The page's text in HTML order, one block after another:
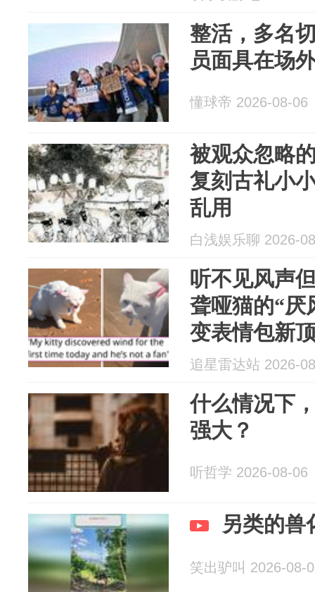
整活，多名
员面具在场
懂球帝 2026-08-06
被观众忽略
复刻古礼小
乱用
白浅娱乐聊 2026-
听不见风声
聋哑猫的“厌
变表情包新
追星雷达站 2026-
什么情况下
强大？
听哲学 2026-08-06
另类的兽
笑出驴叫 2026-08-